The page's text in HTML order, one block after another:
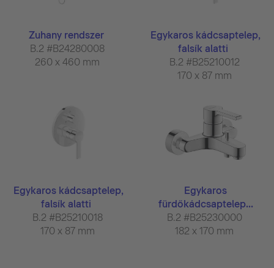
Zuhany rendszer
B.2 #B24280008
260 x 460 mm
Egykaros kádcsaptelep,
falsík alatti
B.2 #B25210012
170 x 87 mm
Egykaros kádcsaptelep,
falsík alatti
B.2 #B25210018
170 x 87 mm
Egykaros
fürdőkádcsaptelep...
B.2 #B25230000
182 x 170 mm